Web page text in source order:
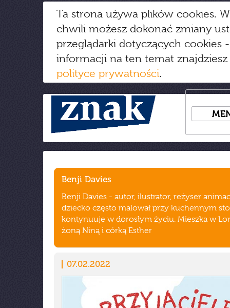
Ta strona używa plików cookies.
chwili możesz dokonać zmiany
przeglądarki dotyczących cookies
informacji na ten temat
polityce prywatności.
Benji Davies
Benji Davies - autor, ilustrator, reżyser
dziecko często malował przy kuchennym
kontynuuje w dorosłym życiu. Mieszka w
żoną Niną i córką Esther
07.02.2022